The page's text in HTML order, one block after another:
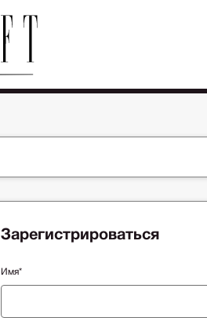
Зарегистрироваться
Имя*